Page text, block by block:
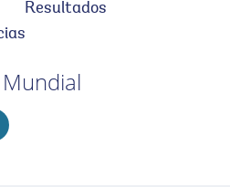
Resultados